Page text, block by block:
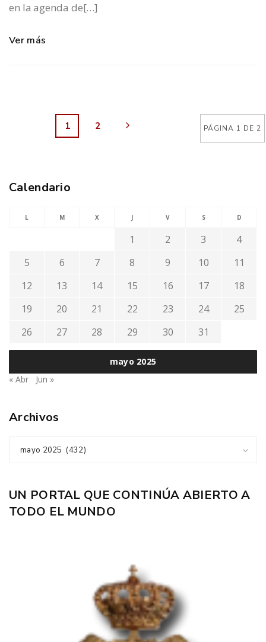
en la agenda de[…]
Ver más
PÁGINA 1 DE 2
1 2
Calendario
mayo 2025
L M X J V S D
1 2 3
4
5
6 7 8 9 10
11
12
13 14 15 16 17
18
19
20 21 22 23 24
25
26
27 28 29 30 31
« Abr Jun »
Archivos
mayo 2025 (432)
UN PORTAL QUE CONTINÚA ABIERTO A
TODO EL MUNDO